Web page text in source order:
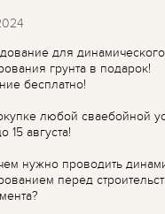
для динамического
грунта в подарок!
бесплатно!
любой сваебойной
15 августа!
нужно проводить
перед